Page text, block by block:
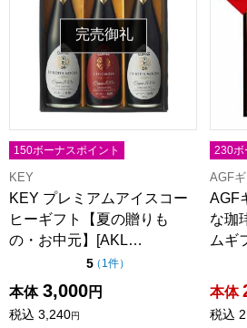
完売御礼
150ボーナスポイント
KEY
KEY プレミアムアイスコー
ヒーギフト【夏の贈りも
の・お中元】[AKL…
5点（5点満点中）
（ 1件の評価
）
本体 3,000円
税込 3,240円
230ボ
AGFギ
AGF
な珈
ムギ
本体
税込